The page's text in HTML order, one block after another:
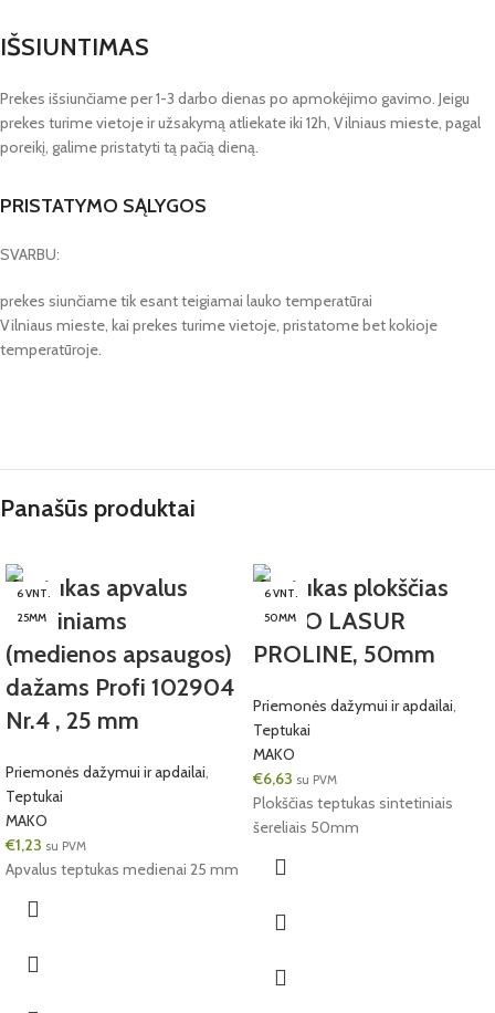
IŠSIUNTIMAS
Prekes išsiunčiame per 1-3 darbo dienas po apmokėjimo gavimo. Jeigu
prekes turime vietoje ir užsakymą atliekate iki 12h, Vilniaus mieste, pagal
poreikį, galime pristatyti tą pačią dieną.
PRISTATYMO SĄLYGOS
SVARBU:
prekes siunčiame tik esant teigiamai lauko temperatūrai
Vilniaus mieste, kai prekes turime vietoje, pristatome bet kokioje
temperatūroje.
Panašūs produktai
6 VNT.
25MM
Teptukas apvalus
lazuriniams
(medienos apsaugos)
dažams Profi 102904
Nr.4 , 25 mm
Priemonės dažymui ir apdailai
Teptukai
MAKO
€1,23 su PVM
Apvalus teptukas medienai 25 mm
6 VNT.
50MM
Teptukas plokščias
MAKO LASUR
PROLINE, 50mm
Priemonės dažymui ir apdailai
Teptukai
MAKO
€6,63 su PVM
Plokščias teptukas sintetiniais
šereliais 50mm